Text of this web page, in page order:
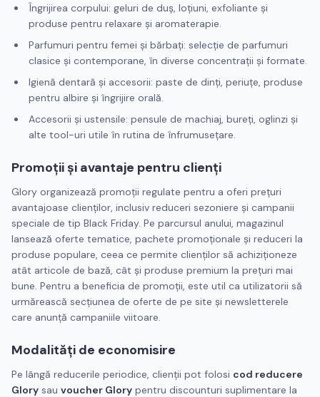
Îngrijirea corpului: geluri de duș, loțiuni, exfoliante și
produse pentru relaxare și aromaterapie.
Parfumuri pentru femei și bărbați: selecție de parfumuri
clasice și contemporane, în diverse concentrații și formate.
Igienă dentară și accesorii: paste de dinți, periuțe, produse
pentru albire și îngrijire orală.
Accesorii și ustensile: pensule de machiaj, bureți, oglinzi și
alte tool-uri utile în rutina de înfrumusețare.
Promoții și avantaje pentru clienți
Glory organizează promoții regulate pentru a oferi prețuri
avantajoase clienților, inclusiv reduceri sezoniere și campanii
speciale de tip Black Friday. Pe parcursul anului, magazinul
lansează oferte tematice, pachete promoționale și reduceri la
produse populare, ceea ce permite clienților să achiziționeze
atât articole de bază, cât și produse premium la prețuri mai
bune. Pentru a beneficia de promoții, este util ca utilizatorii să
urmărească secțiunea de oferte de pe site și newsletterele
care anunță campaniile viitoare.
Modalități de economisire
Pe lângă reducerile periodice, clienții pot folosi cod reducere
Glory sau voucher Glory pentru discounturi suplimentare la